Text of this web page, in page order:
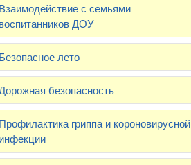
с семьями
ДОУ
лето
безопасность
гриппа и короновирусной